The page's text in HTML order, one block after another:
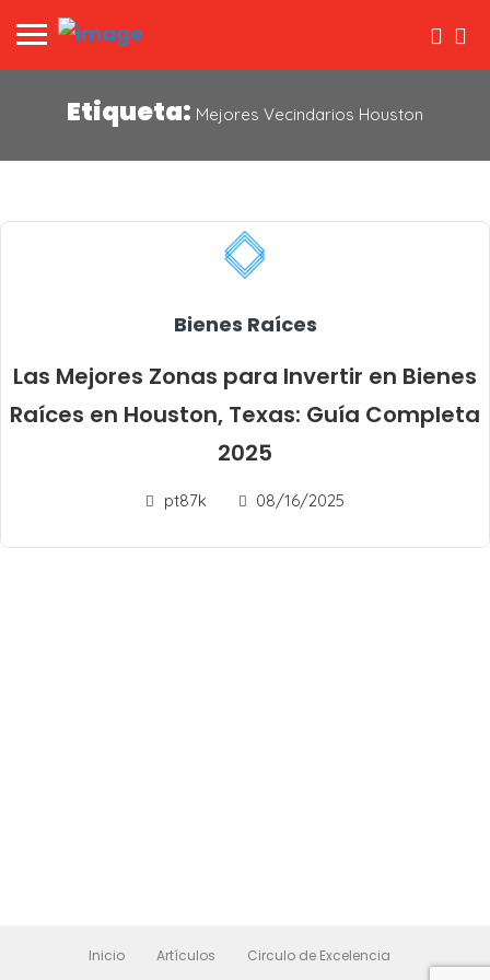
Etiqueta: Mejores Vecindarios Houston
Bienes Raíces
Las Mejores Zonas para Invertir en Bienes
Raíces en Houston, Texas: Guía Completa
2025
pt87k 08/16/2025
Inicio Artículos Circulo de Excelencia